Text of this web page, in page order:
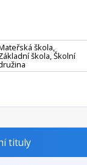
škola,
škola, Školní
tituly